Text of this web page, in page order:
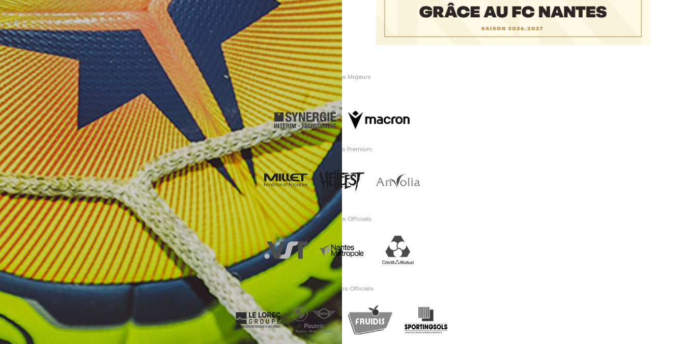
Partenaires Majeurs
Partenaires Premium
Partenaires Officiels
Fournisseurs Officiels